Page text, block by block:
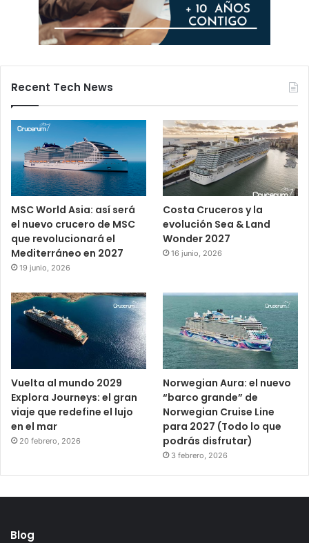
Recent Tech News
MSC World Asia: así será
el nuevo crucero de MSC
que revolucionará el
Mediterráneo en 2027
19 junio, 2026
Costa Cruceros y la
evolución Sea & Land
Wonder 2027
16 junio, 2026
Vuelta al mundo 2029
Explora Journeys: el gran
viaje que redefine el lujo
en el mar
20 febrero, 2026
Norwegian Aura: el nuevo
“barco grande” de
Norwegian Cruise Line
para 2027 (Todo lo que
podrás disfrutar)
3 febrero, 2026
Blog